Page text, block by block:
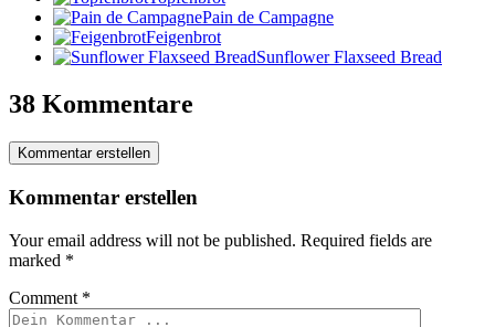
Pain de Campagne
Feigenbrot
Sunflower Flaxseed Bread
38 Kommentare
Kommentar erstellen
Kommentar erstellen
Your email address will not be published. Required fields are
marked *
Comment *